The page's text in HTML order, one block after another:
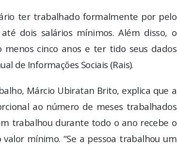
ter trabalhado formalmente por pelo
dois salários mínimos. Além disso, o
cinco anos e ter tido seus dados
de Informações Sociais (Rais).
Márcio Ubiratan Brito, explica que a
ao número de meses trabalhados
trabalhou durante todo o ano recebe o
mínimo. “Se a pessoa trabalhou um